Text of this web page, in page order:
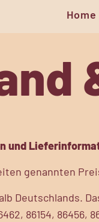
Home
und
genannten
Deutschlands.
86154, 86456,